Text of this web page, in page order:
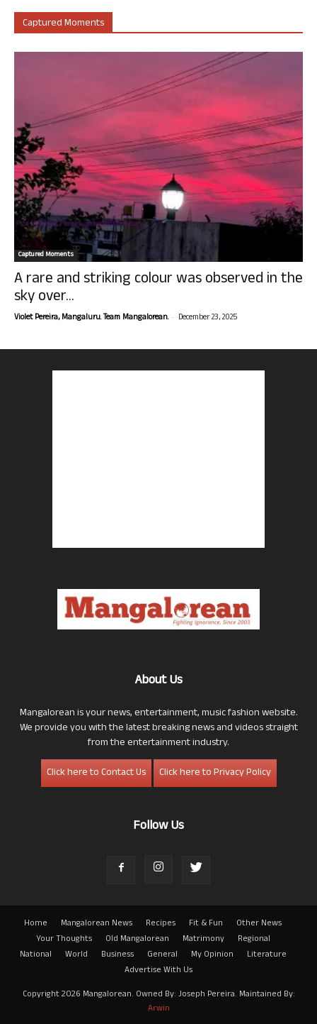
Captured Moments
Captured Moments
A rare and striking colour was observed in the
sky over...
Violet Pereira, Mangaluru. Team Mangalorean. - December 23, 2025
About Us
Mangalorean is your news, entertainment, music fashion website.
We provide you with the latest breaking news and videos straight
from the entertainment industry.
Click here to Contact Us
Click here to Privacy Policy
Follow Us
Home Mangalorean News Recipes Fit & Fun
Other News
Your Thoughts
Old Mangalorean Matrimony
Regional
National
World Business General My Opinion
Literature
Advertise With Us
Copyright 2026 Mangalorean. Owned By: Joseph Pereira. Maintained By:
Arwin